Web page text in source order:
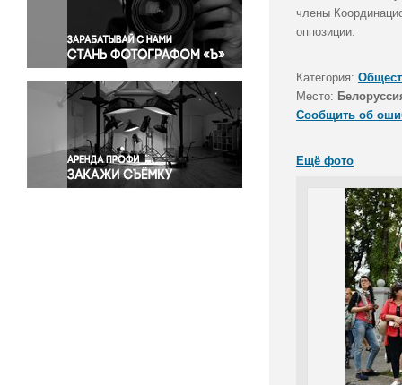
Правосудие
Происшествия и конфликты
Религия
Светская жизнь
Спорт
Экология
Экономика и бизнес
члены
оппозиции.
Категория:
Место:
Сообщить об
Ещё фото